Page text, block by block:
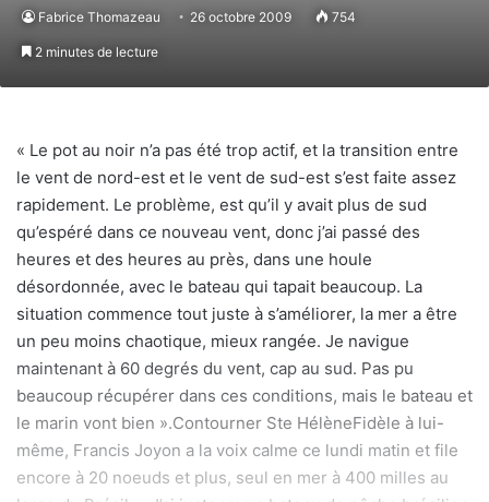
Fabrice Thomazeau 26 octobre 2009 754
2 minutes de lecture
« Le pot au noir n’a pas été trop actif, et la transition entre
le vent de nord-est et le vent de sud-est s’est faite assez
rapidement. Le problème, est qu’il y avait plus de sud
qu’espéré dans ce nouveau vent, donc j’ai passé des
heures et des heures au près, dans une houle
désordonnée, avec le bateau qui tapait beaucoup. La
situation commence tout juste à s’améliorer, la mer a être
un peu moins chaotique, mieux rangée. Je navigue
maintenant à 60 degrés du vent, cap au sud. Pas pu
beaucoup récupérer dans ces conditions, mais le bateau et
le marin vont bien ».Contourner Ste HélèneFidèle à lui-
même, Francis Joyon a la voix calme ce lundi matin et file
encore à 20 noeuds et plus, seul en mer à 400 milles au